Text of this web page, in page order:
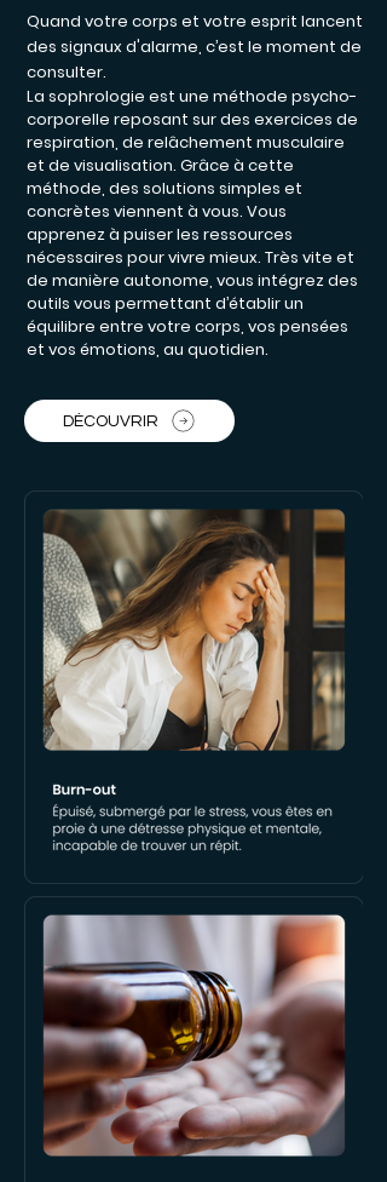
Quand votre corps et votre esprit lancent
des signaux d'alarme, c’est le moment de
consulter.
La sophrologie est une méthode psycho-
corporelle reposant sur des exercices de
respiration, de relâchement musculaire
et de visualisation. Grâce à cette
méthode, des solutions simples et
concrètes viennent à vous. Vous
apprenez à puiser les ressources
nécessaires pour vivre mieux. Très vite et
de manière autonome, vous intégrez des
outils vous permettant d’établir un
équilibre entre votre corps, vos pensées
et vos émotions, au quotidien.
DÉCOUVRIR